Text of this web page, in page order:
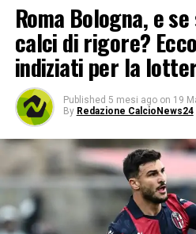
Roma Bologna, e
calci di rigore?
indiziati per la
Published 5 mesi ago on 19
By Redazione CalcioNews24